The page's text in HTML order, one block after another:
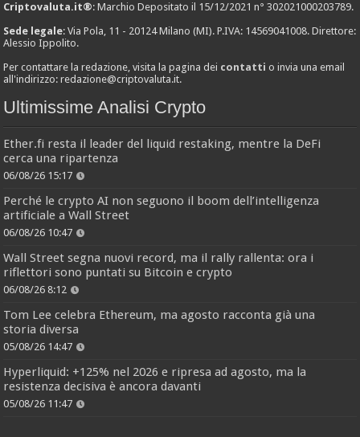
Criptovaluta.it®: Marchio Depositato il 15/12/2021 n° 302021000203789.
Sede legale: Via Pola, 11 - 20124 Milano (MI). P.IVA: 14569041008. Direttore:
Alessio Ippolito.
Per contattare la redazione, visita la pagina dei contatti o invia una email
all'indirizzo:redazione@criptovaluta.it.
Ultimissime Analisi Crypto
Ether.fi resta il leader del liquid restaking, mentre la DeFi
cerca una ripartenza
06/08/26 15:17
Perché le crypto AI non seguono il boom dell’intelligenza
artificiale a Wall Street
06/08/26 10:47
Wall Street segna nuovi record, ma il rally rallenta: ora i
riflettori sono puntati su Bitcoin e crypto
06/08/26 8:12
Tom Lee celebra Ethereum, ma agosto racconta già una
storia diversa
05/08/26 14:47
Hyperliquid: +125% nel 2026 e ripresa ad agosto, ma la
resistenza decisiva è ancora davanti
05/08/26 11:47